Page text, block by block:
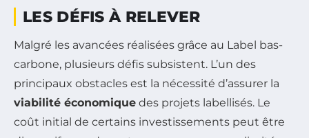
LES DÉFIS À RELEVER
Malgré les avancées réalisées grâce au Label bas-
carbone, plusieurs défis subsistent. L’un des
principaux obstacles est la nécessité d’assurer la
viabilité économique des projets labellisés. Le
coût initial de certains investissements peut être